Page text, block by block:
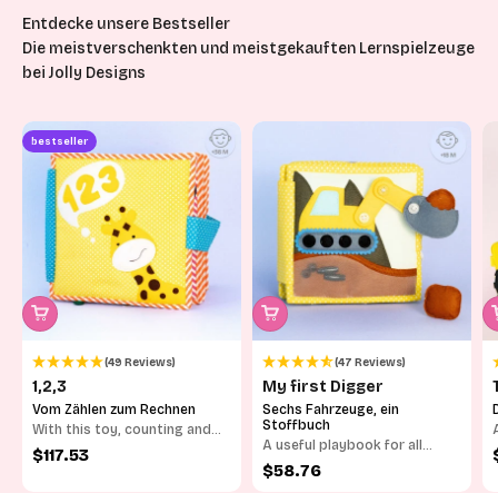
Die meistverschenkten und meistgekauften Lernspielzeuge
bei Jolly Designs
bestseller
(49 Reviews)
1,2,3
Vom Zählen zum Rechnen
With this toy, counting and
arithmetic is fun.
Sale price
$117.53
(47 Reviews)
My first Digger
Sechs Fahrzeuge, ein
Stoffbuch
A useful playbook for all
friends of large vehicles
Sale price
$58.76